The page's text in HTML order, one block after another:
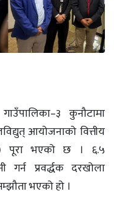
कुनौटामा
आयोजनाको वित्तीय
पूरा भएको छ । ६.५
प्रवर्द्धक दरखोला
भएको हो ।